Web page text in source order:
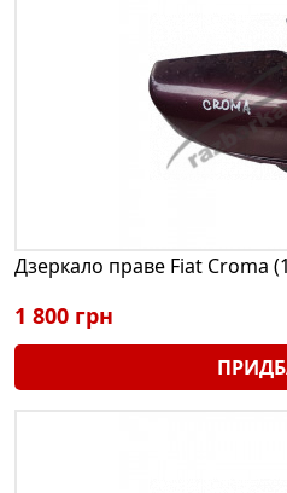
Дзеркало праве Fiat Croma
1 800 грн